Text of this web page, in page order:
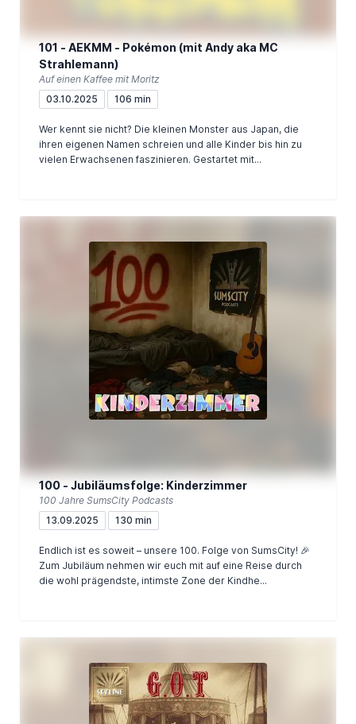
101 - AEKMM - Pokémon (mit Andy aka MC
Strahlemann)
Auf einen Kaffee mit Moritz
03.10.2025
106 min
Wer kennt sie nicht? Die kleinen Monster aus Japan, die
ihren eigenen Namen schreien und alle Kinder bis hin zu
vielen Erwachsenen faszinieren. Gestartet mit...
100 - Jubiläumsfolge: Kinderzimmer
100 Jahre SumsCity Podcasts
13.09.2025
130 min
Endlich ist es soweit – unsere 100. Folge von SumsCity! 🎉
Zum Jubiläum nehmen wir euch mit auf eine Reise durch
die wohl prägendste, intimste Zone der Kindhe...